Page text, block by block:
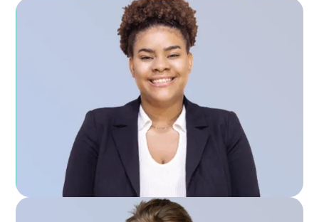
CARIMET SIDNEY
RESPONSABLE DES ADMISSIONS ET DU MARKETING